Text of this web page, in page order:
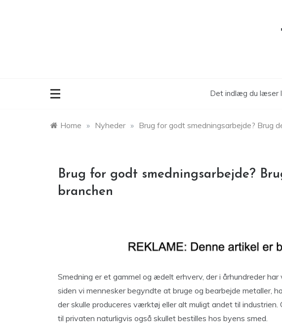
Det indlæg du læser
Home » Nyheder » Brug for godt smedningsarbejde? Brug
Brug for godt smedningsarbejde?
branchen
Smedning er et gammel og ædelt erhverv, der i århundreder
siden vi mennesker begyndte at bruge og bearbejde metaller,
der skulle produceres værktøj eller alt muligt andet til
til privaten naturligvis også skullet bestilles hos byens smed.